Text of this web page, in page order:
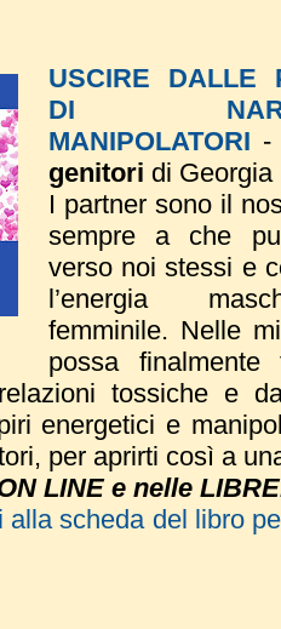
USCIRE DALLE
DI
MANIPOLATORI
genitori di Georgia
I partner sono il
sempre a che
verso noi stessi e
l’energia
femminile. Nelle
possa
tossiche e
energetici e
per aprirti così a
LINE e nelle
alla scheda del libro